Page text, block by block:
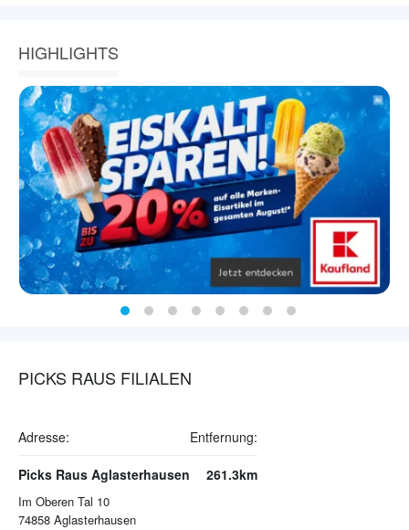
HIGHLIGHTS
PICKS RAUS FILIALEN
Adresse: Entfernung:
Picks Raus Aglasterhausen
Im Oberen Tal 10
74858 Aglasterhausen
261.3km